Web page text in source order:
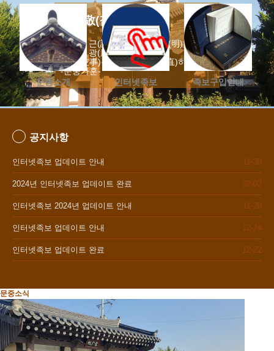
執事敬(집사경)
발언은 근(謹)하고 진퇴는 명(明)하고
학식은 광(廣)하고
이사(吏事)는 습(習)하고 직(直)하라
-문중가훈-
與人忠(여인충)
교도(交道)는 신(愼)하고
신(信)할 것이며
응대는 성(誠)하고 정(正)하라.
-문중가훈-
문중소개 인터넷족보 족보구입안내
공지사항
인터넷족보 업데이트 안내 11-30
2024년 인터넷족보 업데이트 완료 02-02
인터넷족보 2024년 업데이트 안내 11-28
인터넷족보 업데이트 안내 12-24
인터넷족보 업데이트 완료 12-22
문중소식